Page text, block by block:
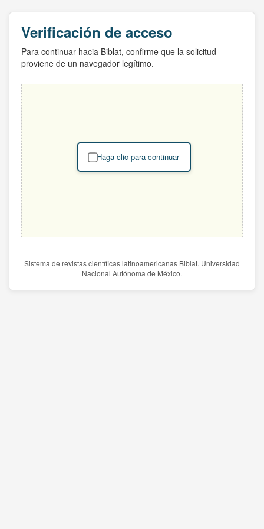
Verificación de acceso
Para continuar hacia Biblat, confirme que la solicitud
proviene de un navegador legítimo.
Haga clic para continuar
Sistema de revistas científicas latinoamericanas Biblat. Universidad
Nacional Autónoma de México.